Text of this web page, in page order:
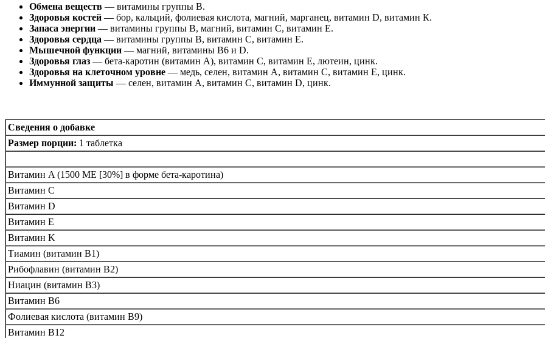
Обмена веществ — витамины группы B.
Здоровья костей — бор, кальций, фолиевая кислота, магний, марганец, витамин D, витамин К.
Запаса энергии — витамины группы B, магний, витамин C, витамин E.
Здоровья сердца — витамины группы B, витамин C, витамин E.
Мышечной функции — магний, витамины B6 и D.
Здоровья глаз — бета-каротин (витамин A), витамин C, витамин E, лютеин, цинк.
Здоровья на клеточном уровне — медь, селен, витамин A, витамин C, витамин E, цинк.
Иммунной защиты — селен, витамин A, витамин C, витамин D, цинк.
Сведения о добавке
Размер порции: 1 таблетка
Витамин A (1500 МЕ [30%] в форме бета-каротина)
Витамин С
Витамин D
Витамин E
Витамин K
Тиамин (витамин B1)
Рибофлавин (витамин B2)
Ниацин (витамин B3)
Витамин B6
Фолиевая кислота (витамин B9)
Витамин B12